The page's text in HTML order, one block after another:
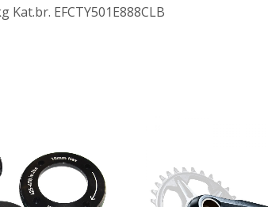
Kat.br. EFCTY501E888CLB